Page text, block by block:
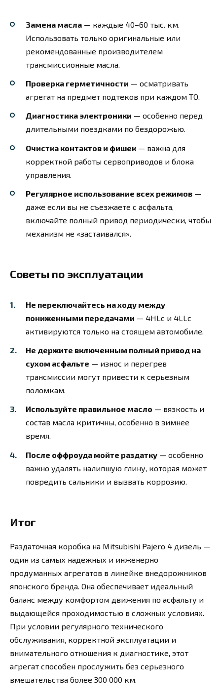
Замена масла — каждые 40–60 тыс. км.
Использовать только оригинальные или
рекомендованные производителем
трансмиссионные масла.
Проверка герметичности — осматривать
агрегат на предмет подтеков при каждом ТО.
Диагностика электроники — особенно перед
длительными поездками по бездорожью.
Очистка контактов и фишек — важна для
корректной работы сервоприводов и блока
управления.
Регулярное использование всех режимов —
даже если вы не съезжаете с асфальта,
включайте полный привод периодически, чтобы
механизм не «застаивался».
Советы по эксплуатации
Не переключайтесь на ходу между
пониженными передачами — 4HLc и 4LLc
активируются только на стоящем автомобиле.
Не держите включенным полный привод на
сухом асфальте — износ и перегрев
трансмиссии могут привести к серьезным
поломкам.
Используйте правильное масло — вязкость и
состав масла критичны, особенно в зимнее
время.
После оффроуда мойте раздатку — особенно
важно удалять налипшую глину, которая может
повредить сальники и вызвать коррозию.
Итог
Раздаточная коробка на Mitsubishi Pajero 4 дизель —
один из самых надежных и инженерно
продуманных агрегатов в линейке внедорожников
японского бренда. Она обеспечивает идеальный
баланс между комфортом движения по асфальту и
выдающейся проходимостью в сложных условиях.
При условии регулярного технического
обслуживания, корректной эксплуатации и
внимательного отношения к диагностике, этот
агрегат способен прослужить без серьезного
вмешательства более 300 000 км.